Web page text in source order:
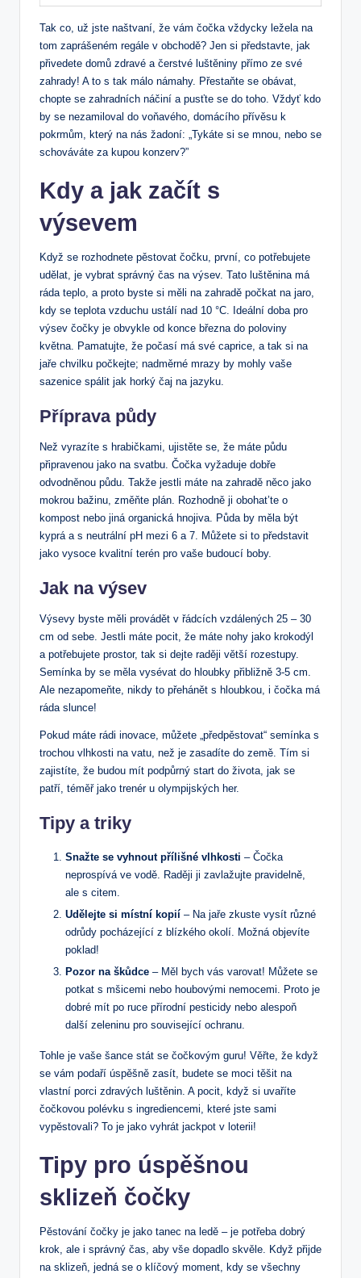
Tak co, už jste naštvaní, že vám čočka vždycky ležela na
tom zaprášeném regále v obchodě? Jen si představte, jak
přivedete domů zdravé a čerstvé luštěniny přímo ze své
zahrady! A to s tak málo námahy. Přestaňte se obávat,
chopte se zahradních náčiní a pusťte se do toho. Vždyť kdo
by se nezamiloval do voňavého, domácího přívěsu k
pokrmům, který na nás žadoní: „Tykáte si se mnou, nebo se
schováváte za kupou konzerv?”
Kdy a jak začít s
výsevem
Když se rozhodnete pěstovat čočku, první, co potřebujete
udělat, je vybrat správný čas na výsev. Tato luštěnina má
ráda teplo, a proto byste si měli na zahradě počkat na jaro,
kdy se teplota vzduchu ustálí nad 10 °C. Ideální doba pro
výsev čočky je obvykle od konce března do poloviny
května. Pamatujte, že počasí má své caprice, a tak si na
jaře chvilku počkejte; nadměrné mrazy by mohly vaše
sazenice spálit jak horký čaj na jazyku.
Příprava půdy
Než vyrazíte s hrabičkami, ujistěte se, že máte půdu
připravenou jako na svatbu. Čočka vyžaduje dobře
odvodněnou půdu. Takže jestli máte na zahradě něco jako
mokrou bažinu, změňte plán. Rozhodně ji obohat’te o
kompost nebo jiná organická hnojiva. Půda by měla být
kyprá a s neutrální pH mezi 6 a 7. Můžete si to představit
jako vysoce kvalitní terén pro vaše budoucí boby.
Jak na výsev
Výsevy byste měli provádět v řádcích vzdálených 25 – 30
cm od sebe. Jestli máte pocit, že máte nohy jako krokodýl
a potřebujete prostor, tak si dejte raději větší rozestupy.
Semínka by se měla vysévat do hloubky přibližně 3-5 cm.
Ale nezapomeňte, nikdy to přehánět s hloubkou, i čočka má
ráda slunce!
Pokud máte rádi inovace, můžete „předpěstovat“ semínka s
trochou vlhkosti na vatu, než je zasadíte do země. Tím si
zajistíte, že budou mít podpůrný start do života, jak se
patří, téměř jako trenér u olympijských her.
Tipy a triky
Snažte se vyhnout přílišné vlhkosti – Čočka
neprospívá ve vodě. Raději ji zavlažujte pravidelně,
ale s citem.
Udělejte si místní kopií – Na jaře zkuste vysít různé
odrůdy pocházející z blízkého okolí. Možná objevíte
poklad!
Pozor na škůdce – Měl bych vás varovat! Můžete se
potkat s mšicemi nebo houbovými nemocemi. Proto je
dobré mít po ruce přírodní pesticidy nebo alespoň
další zeleninu pro související ochranu.
Tohle je vaše šance stát se čočkovým guru! Věřte, že když
se vám podaří úspěšně zasít, budete se moci těšit na
vlastní porci zdravých luštěnin. A pocit, když si uvaříte
čočkovou polévku s ingrediencemi, které jste sami
vypěstovali? To je jako vyhrát jackpot v loterii!
Tipy pro úspěšnou
sklizeň čočky
Pěstování čočky je jako tanec na ledě – je potřeba dobrý
krok, ale i správný čas, aby vše dopadlo skvěle. Když přijde
na sklizeň, jedná se o klíčový moment, kdy se všechny